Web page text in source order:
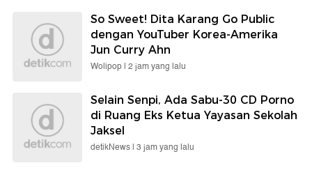
So Sweet! Dita Karang Go Public
dengan YouTuber Korea-Amerika
Jun Curry Ahn
Wolipop | 2 jam yang lalu
Selain Senpi, Ada Sabu-30 CD Porno
di Ruang Eks Ketua Yayasan Sekolah
Jaksel
detikNews | 3 jam yang lalu